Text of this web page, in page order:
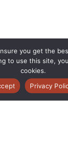
you get the
to use this site,
cookies.
Privacy